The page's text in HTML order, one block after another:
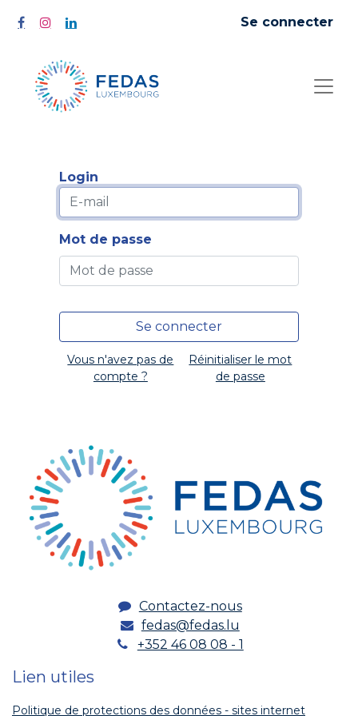
Se connecter
Login
Mot de passe
Se connecter
Vous n'avez pas de
compte ?
Réinitialiser le mot
de passe
Contactez-nous
fedas@fedas.lu
+352 46 08 08 - 1
Lien utiles
Politique de protections des données - sites internet